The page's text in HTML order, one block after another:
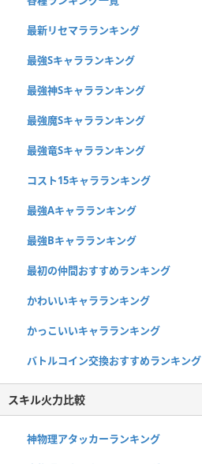
最新リセマラランキング
最強Sキャラランキング
最強神Sキャラランキング
最強魔Sキャラランキング
最強竜Sキャラランキング
コスト15キャラランキング
最強Aキャラランキング
最強Bキャラランキング
最初の仲間おすすめランキング
かわいいキャラランキング
かっこいいキャラランキング
バトルコイン交換おすすめランキング
スキル火力比較
神物理アタッカーランキング